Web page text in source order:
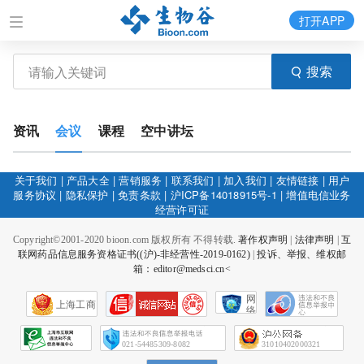
搜索
打开APP
资讯 会议 课程 空中讲坛
关于我们 | 产品大全|营销服务 | 联系我们 | 加入我们 | 友情链接 | 用户
服务协议 | 隐私保护 |免责条款 | 沪ICP备14018915号-1 |增值电信业务
经营许可证
Copyright©2001-2020 bioon.com 版权所有 不得转载.著作权声明 法律声明
互
联网药品信息服务资格证书((沪)-非经营性-2019-0162)|投诉、举报、维权邮
箱：editor@medsci.cn<
上海工商
网
络
会
征
021-54485309-8082 31010402000321